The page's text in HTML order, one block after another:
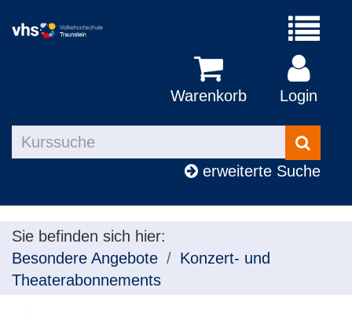
Menü
Warenkorb Login
Kurse
suchen
erweiterte Suche
Sie befinden sich hier:
Besondere Angebote
Konzert- und
Theaterabonnements